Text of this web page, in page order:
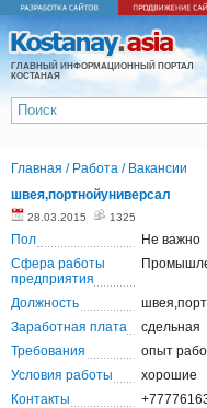
ГЛАВНЫЙ ИНФОРМАЦИОННЫЙ ПОРТАЛ
КОСТАНАЯ
Главная / Работа / Вакансии
швея,портнойуниверсал
28.03.2015 1325
Пол
Не важно
Сфера работы
предприятия
Должность
Заработная плата
сдельная
Требования
опыт
Условия работы
хорошие
Контакты